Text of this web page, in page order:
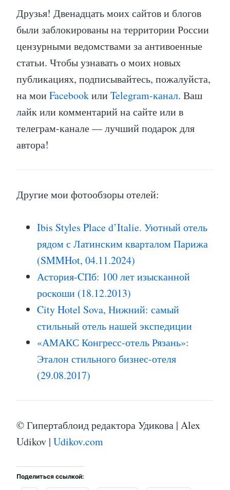
Друзья! Двенадцать моих сайтов и блогов
были заблокированы на территории России
цензурными ведомствами за антивоенные
статьи. Чтобы узнавать о моих новых
публикациях, подписывайтесь, пожалуйста,
на мои Facebookили Telegram-канал. Ваш
лайк или комментарий на сайте или в
телеграм-канале — лучший подарок для
автора!
Другие мои фотообзоры отелей:
Ibis Styles Place d’Italie. Уютный отель
рядом с Латинским кварталом Парижа
(SMMHot, 04.11.2024)
Астория-CПб: 100 лет изысканной
роскоши (18.12.2013)
City Hotel Sova, Нижний: самый
стильный отель нашей экспедиции
«АМАКС Конгресс-отель Рязань»:
Эталон стильного бизнес-отеля
(29.08.2017)
© Гипертаблоид редактора Удикова | Alex
Udikov | Udikov.com
Поделиться ссылкой: